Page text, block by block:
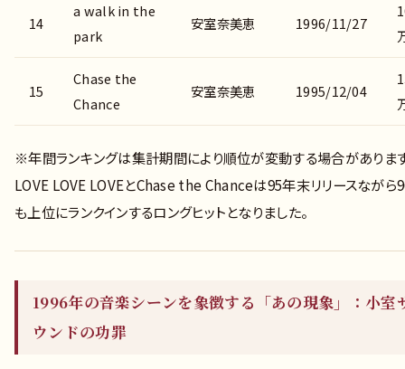
14
a walk in the
park
安室奈美恵 1996/11/27
15
Chase the
Chance
安室奈美恵 1995/12/04
※年間ランキングは集計期間により順位が変動する場合があります
LOVE LOVE LOVEとChase the Chanceは95年末リリースながら
も上位にランクインするロングヒットとなりました。
1996年の音楽シーンを象徴する「あの現象」：小室
ウンドの功罪